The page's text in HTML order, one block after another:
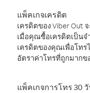
แพ็คเกจเครดิต
เครดิตของ Viber Out
เมื่อคุณซื้อเครดิตเป็นจ
เครดิตของคุณเพื่อโทร
อัตราค่าโทรที่ถูกมากข
แพ็คเกจการโทร 30